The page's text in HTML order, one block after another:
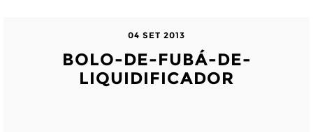
04 SET 2013
BOLO-DE-FUBÁ-DE-
LIQUIDIFICADOR